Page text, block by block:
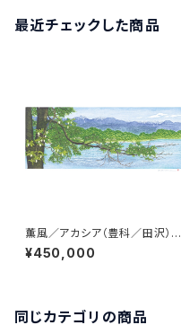
最近チェックした商品
薫風／アカシア（豊科／田沢）常
念岳、有明山
¥450,000
同じカテゴリの商品